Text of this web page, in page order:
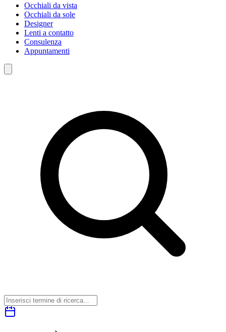
Occhiali da vista
Occhiali da sole
Designer
Lenti a contatto
Consulenza
Appuntamenti